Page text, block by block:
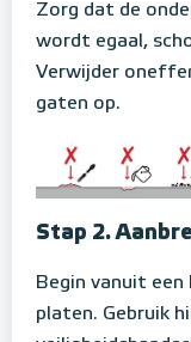
Zorg dat de
wordt egaal,
Verwijder
gaten op.
Stap 2.
Begin vanuit een
platen. Gebruik